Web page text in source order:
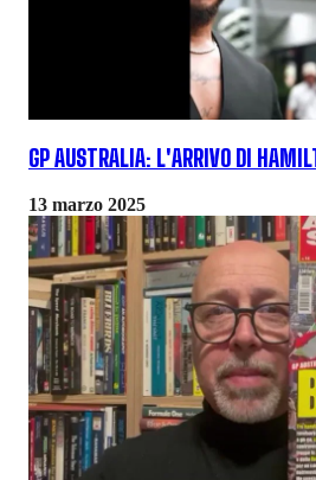
GP AUSTRALIA: L'ARRIVO DI
13 marzo 2025